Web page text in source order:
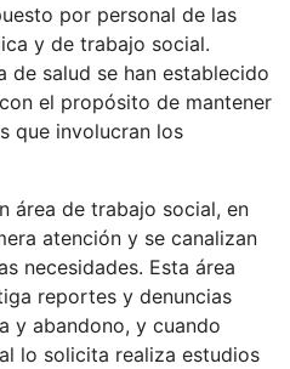
por personal de las
y de trabajo social.
de salud se han establecido
el propósito de mantener
que involucran los
área de trabajo social, en
atención y se canalizan
necesidades. Esta área
reportes y denuncias
y abandono, y cuando
lo solicita realiza estudios